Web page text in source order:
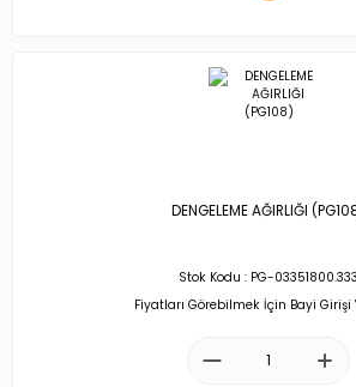
DENGELEME AĞIRLIĞI
Stok Kodu : PG-03351800.333
Fiyatları Görebilmek İçin Bayi Girişi